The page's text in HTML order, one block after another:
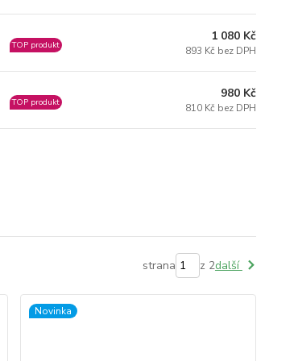
TOP produkt
1 080 Kč
893 Kč bez DPH
TOP produkt
980 Kč
810 Kč bez DPH
strana z 2další
Novinka